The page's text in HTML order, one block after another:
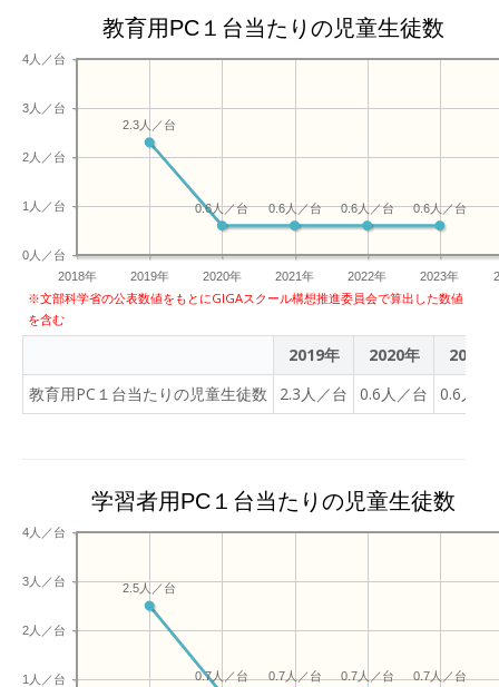
教育用PC１台当たりの児童生徒数
2018年 2019年 2020年 2021年 2022年 2023年
0人／台
1人／台
2人／台
3人／台
4人／台
0.6人／台
0.6人／台
0.6人／台
0.6人／台
2.3人／台
※文部科学省の公表数値をもとにGIGAスクール構想推進委員会で算出した数値
を含む
2019年 2020年
2021年
教育用PC１台当たりの児童生徒数
2.3人／台 0.6人／台 0.6人／
学習者用PC１台当たりの児童生徒数
1人／台
2人／台
3人／台
4人／台
0.7人／台
0.7人／台
0.7人／台
0.7人／台
2.5人／台